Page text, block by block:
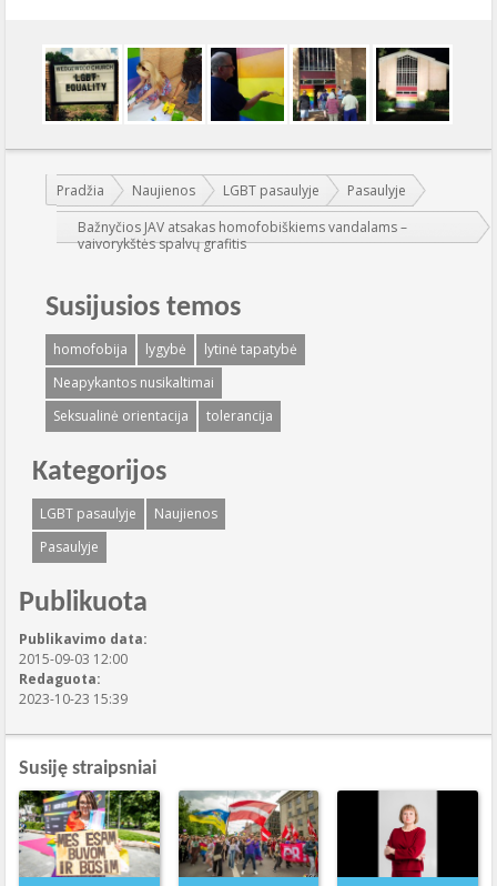
Jūs esate čia:
Pradžia Naujienos LGBT pasaulyje
Pasaulyje
Bažnyčios JAV atsakas homofobiškiems vandalams –
vaivorykštės spalvų grafitis
Susijusios temos
homofobija lygybė
lytinė tapatybė
Neapykantos nusikaltimai
Seksualinė orientacija
tolerancija
Kategorijos
LGBT pasaulyje
Naujienos
Pasaulyje
Publikuota
Publikavimo data:
2015-09-03 12:00
Redaguota:
2023-10-23 15:39
Susiję straipsniai